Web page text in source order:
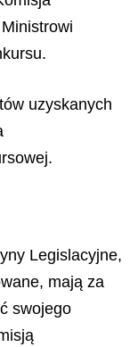
uzyskanych
Legislacyjne,
mają za
swojego